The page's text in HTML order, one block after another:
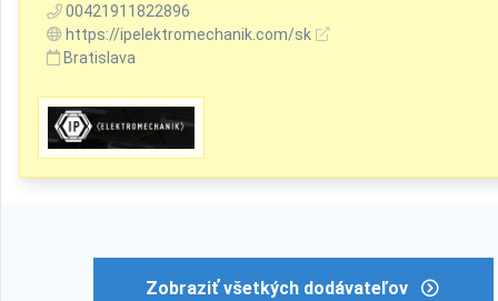
00421911822896
https://ipelektromechanik.com/sk
Bratislava
Zobraziť všetkých dodávateľov